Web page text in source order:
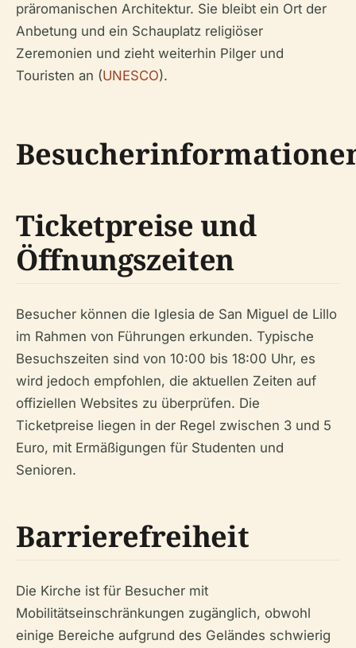
präromanischen Architektur. Sie bleibt ein Ort der
Anbetung und ein Schauplatz religiöser
Zeremonien und zieht weiterhin Pilger und
Touristen an (UNESCO).
Ticketpreise und
Öffnungszeiten
Besucher können die Iglesia de San Miguel de Lillo
im Rahmen von Führungen erkunden. Typische
Besuchszeiten sind von 10:00 bis 18:00 Uhr, es
wird jedoch empfohlen, die aktuellen Zeiten auf
offiziellen Websites zu überprüfen. Die
Ticketpreise liegen in der Regel zwischen 3 und 5
Euro, mit Ermäßigungen für Studenten und
Senioren.
Barrierefreiheit
Die Kirche ist für Besucher mit
Mobilitätseinschränkungen zugänglich, obwohl
einige Bereiche aufgrund des Geländes schwierig